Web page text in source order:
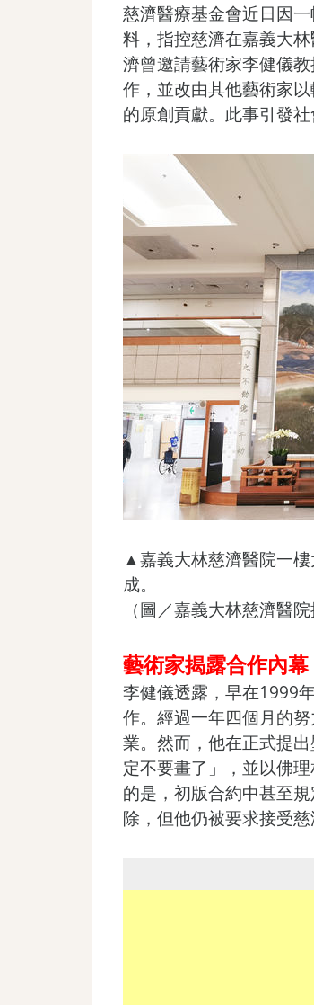
慈濟醫療基金會近日因
料，指控慈濟在嘉義大
濟曾邀請藝術家李健儀
作，並改由其他藝術家
的原創貢獻。此事引發
▲嘉義大林慈濟醫院一
成。
（圖／嘉義大林慈濟醫院
藝術家揭露合作內幕
李健儀透露，早在1999
作。經過一年四個月的
業。然而，他在正式提
定不要畫了」，並以佛
的是，初版合約中甚至
除，但他仍被要求接受